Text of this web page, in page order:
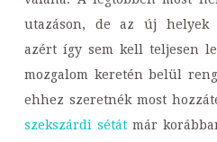
utazáson, de az új helyek
azért így sem kell teljesen
mozgalom keretén belül
ehhez szeretnék most
szekszárdi sétát már